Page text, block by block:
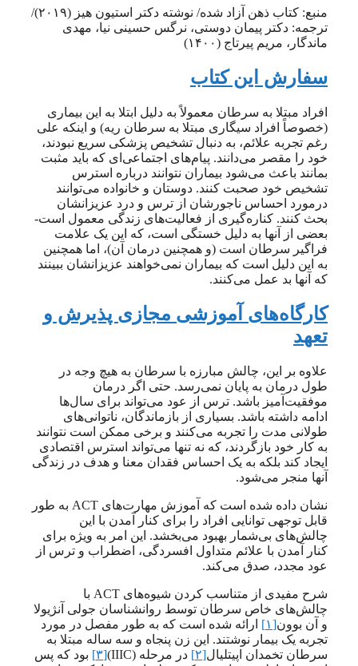
منبع: کتاب ذهن آزاد شده/ نوشته دکتر استیون هیز (۲۰۱۹)/
ترجمه: دکتر پیمان دوستی، نرگس حسینی نیا، مهدی
ماندگار، مریم پیرتاج (۱۴۰۰)
سفارش این کتاب
افراد مبتلا به سرطان معمولاً به دلیل ابتلا به این بیماری
(خصوصاً افراد سیگاری مبتلا به سرطان ریه) و اینکه علی
رغم تجربه علائم، به دنبال تشخیص پزشکی سریع نبودند،
خود را مقصر می‌دانند. پیام‌های اجتماعی‌ای که باید مثبت
بمانند باعث می‌شود بیماران نتوانند درباره استرس
تشخیص خود صحبت کنند. دوستان و خانواده می‌توانند
درمورد احساس ناجورشان از ترس و درد عزیزانشان
بحث کنند. کناره‌گیری از فعالیت‌های زندگی معمول است-
بعضی از آنها به دلیل خستگی است، که این یک علامت
فراگیر سرطان است (و همچنین درمان آن)، اما همچنین
به این دلیل است که بیماران نمی‌خواهند عزیزانشان ببینند
که آنها بد عمل می‌کنند.
کارگاه‌های آموزشی مجازی پذیرش و
تعهد
علاوه بر این، چالش مبارزه با سرطان به هیچ وجه در
طول درمان به پایان نمی‌رسد. حتی اگر درمان
موفقیت‌آمیز باشد. ترس از عود می‌تواند برای سال‌ها
ادامه داشته باشد. بسیاری از بازماندگان، ناتوانی‌های
طولانی مدت را تجربه می‌کنند و برخی ممکن است نتوانند
به کار خود بازگردند، که نه تنها می‌تواند استرس اقتصادی
ایجاد کند بلکه به یک احساس فقدان معنا و هدف در زندگی
آنها منجر می‌شود.
نشان داده شده است که آموزش مهارت‌های ACT به طور
قابل توجهی توانایی افراد را برای کنار آمدن با این
چالش‌های بی‌شمار بهبود می‌بخشد. این امر به ویژه برای
کنار آمدن با علائم متداول افسردگی، اضطراب و ترس از
عود مجدد، صدق می‌کند.
شرح مفیدی از متناسب کردن شیوه‌های ACT با
چالش‌های خاص سرطان توسط روانشناسان جولی آنژیولا
و آن بوون[۱]
ارائه شده است که به طور مفصل در مورد
تجربه یک بیمار نوشتند. این زن پنجاه و سه ساله مبتلا به
سرطان تخمدان اپیتلیال[۲] در مرحله (IIIC) [۳]
بود که پس